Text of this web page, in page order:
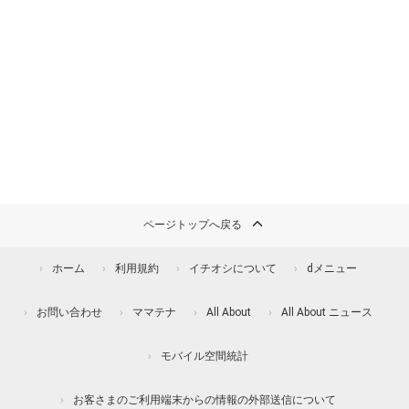
ページトップへ戻る
ホーム 利用規約 イチオシについて dメニュー
お問い合わせ ママテナ All About All About ニュース
モバイル空間統計
お客さまのご利用端末からの情報の外部送信について